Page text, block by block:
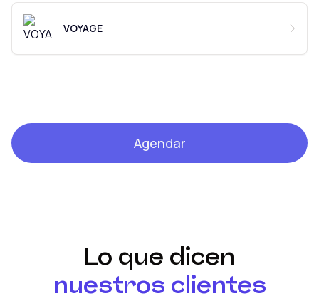
VOYAGE
Agendar
Lo que dicen
nuestros clientes